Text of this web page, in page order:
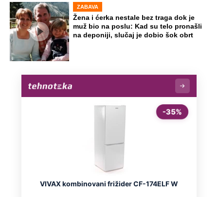
ZABAVA
Žena i ćerka nestale bez traga dok je
muž bio na poslu: Kad su telo pronašli
na deponiji, slučaj je dobio šok obrt